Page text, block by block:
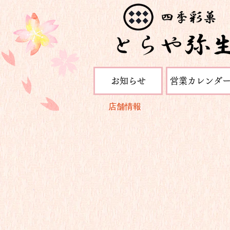
お知らせ 営業カレンダ
店舗情報